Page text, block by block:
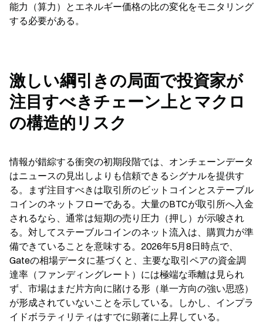
能力（算力）とエネルギー価格の比の変化をモニタリング
する必要がある。
激しい綱引きの局面で投資家が
注目すべきチェーン上とマクロ
の構造的リスク
情報が錯綜する衝突の初期段階では、オンチェーンデータ
はニュースの見出しよりも信頼できるシグナルを提供す
る。まず注目すべきは取引所のビットコインとステーブル
コインのネットフローである。大量のBTCが取引所へ入金
されるなら、通常は短期の売り圧力（押し）が示唆され
る。対してステーブルコインのネット流入は、購買力が準
備できていることを意味する。2026年5月8日時点で、
Gateの相場データに基づくと、主要な取引ペアの資金調
達率（ファンディングレート）には極端な乖離は見られ
ず、市場はまだ片方向に賭ける形（単一方向の強い思惑）
が形成されていないことを示している。しかし、インプラ
イドボラティリティはすでに顕著に上昇している。